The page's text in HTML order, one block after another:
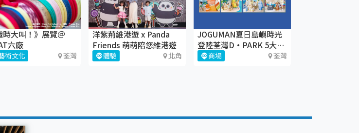
時大叫！》展覽＠
六廠
術文化 荃灣
洋紫荊維港遊 x Panda
Friends 萌萌陪您維港遊
體驗 北角
JOGUMAN夏⽇島嶼時光
登陸荃灣D·PARK 5大療
癒體驗區+期間限定店
商場 荃灣